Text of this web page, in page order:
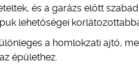
és a garázs előtt
lehetőségei
a homlokzati ajtó,
épülethez.